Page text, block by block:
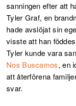
sanningen efter att
Tyler Graf, en
hade avslöjat sin
visste att han
Tyler kunde vara
Nos Buscamos, en
att återförena
svar.